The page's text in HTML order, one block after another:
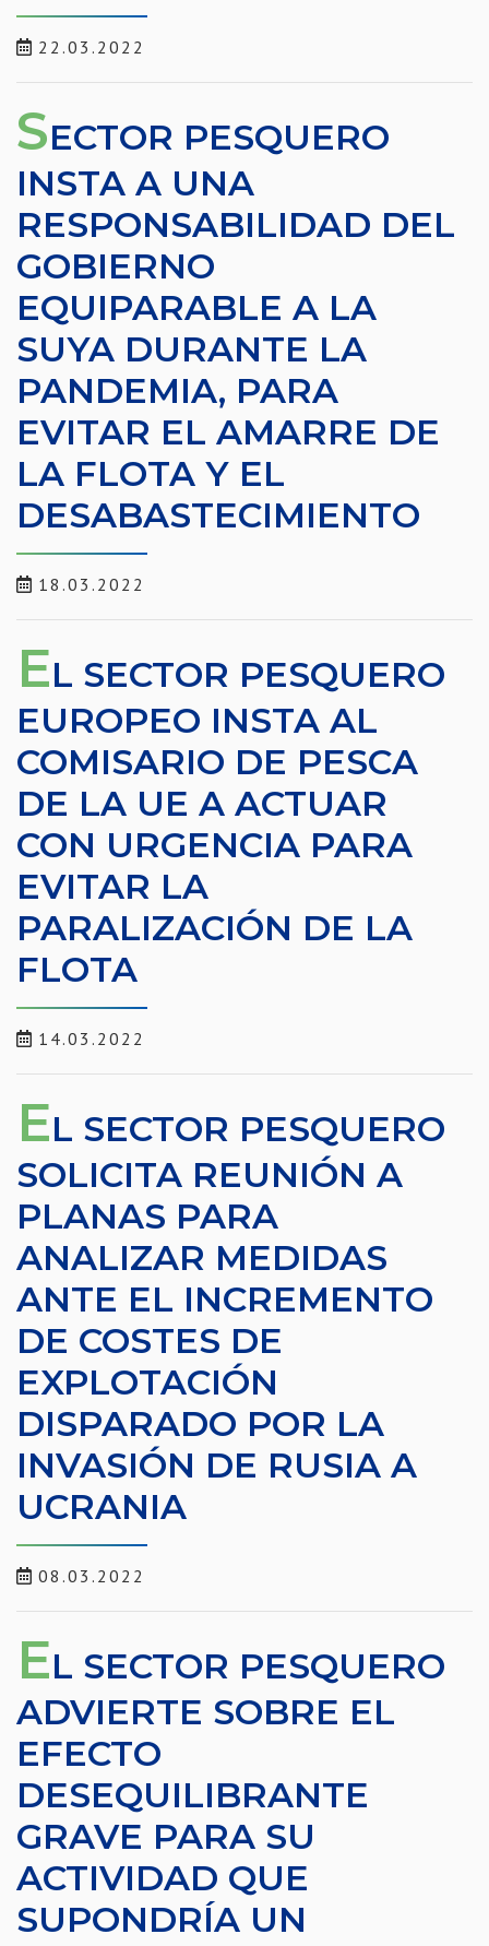
22.03.2022
SECTOR PESQUERO
INSTA A UNA
RESPONSABILIDAD DEL
GOBIERNO
EQUIPARABLE A LA
SUYA DURANTE LA
PANDEMIA, PARA
EVITAR EL AMARRE DE
LA FLOTA Y EL
DESABASTECIMIENTO
18.03.2022
EL SECTOR PESQUERO
EUROPEO INSTA AL
COMISARIO DE PESCA
DE LA UE A ACTUAR
CON URGENCIA PARA
EVITAR LA
PARALIZACIÓN DE LA
FLOTA
14.03.2022
EL SECTOR PESQUERO
SOLICITA REUNIÓN A
PLANAS PARA
ANALIZAR MEDIDAS
ANTE EL INCREMENTO
DE COSTES DE
EXPLOTACIÓN
DISPARADO POR LA
INVASIÓN DE RUSIA A
UCRANIA
08.03.2022
EL SECTOR PESQUERO
ADVIERTE SOBRE EL
EFECTO
DESEQUILIBRANTE
GRAVE PARA SU
ACTIVIDAD QUE
SUPONDRÍA UN